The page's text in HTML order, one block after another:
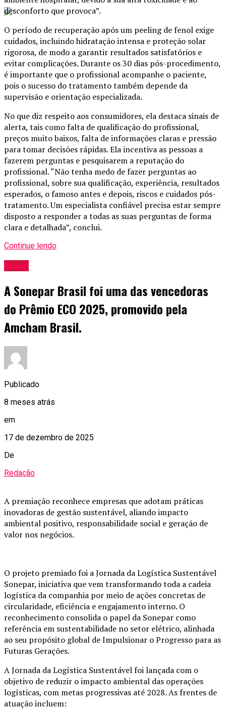
desconforto que provoca”.
O período de recuperação após um peeling de fenol exige
cuidados, incluindo hidratação intensa e proteção solar
rigorosa, de modo a garantir resultados satisfatórios e
evitar complicações. Durante os 30 dias pós-procedimento,
é importante que o profissional acompanhe o paciente,
pois o sucesso do tratamento também depende da
supervisão e orientação especializada.
No que diz respeito aos consumidores, ela destaca sinais de
alerta, tais como falta de qualificação do profissional,
preços muito baixos, falta de informações claras e pressão
para tomar decisões rápidas. Ela incentiva as pessoas a
fazerem perguntas e pesquisarem a reputação do
profissional. “Não tenha medo de fazer perguntas ao
profissional, sobre sua qualificação, experiência, resultados
esperados, o famoso antes e depois, riscos e cuidados pós-
tratamento. Um especialista confiável precisa estar sempre
disposto a responder a todas as suas perguntas de forma
clara e detalhada”, conclui.
Continue lendo
Brasil
A Sonepar Brasil foi uma das vencedoras
do Prêmio ECO 2025, promovido pela
Amcham Brasil.
Publicado
8 meses atrás
em
17 de dezembro de 2025
De
Redação
A premiação reconhece empresas que adotam práticas
inovadoras de gestão sustentável, aliando impacto
ambiental positivo, responsabilidade social e geração de
valor nos negócios.
O projeto premiado foi a Jornada da Logística Sustentável
Sonepar, iniciativa que vem transformando toda a cadeia
logística da companhia por meio de ações concretas de
circularidade, eficiência e engajamento interno. O
reconhecimento consolida o papel da Sonepar como
referência em sustentabilidade no setor elétrico, alinhada
ao seu propósito global de Impulsionar o Progresso para as
Futuras Gerações.
A Jornada da Logística Sustentável foi lançada com o
objetivo de reduzir o impacto ambiental das operações
logísticas, com metas progressivas até 2028. As frentes de
atuação incluem: